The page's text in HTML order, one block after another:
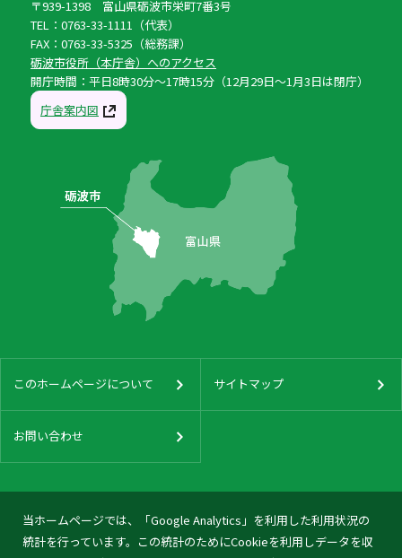
当ホームページでは、「Google Analytics」を利用した利用状況の
統計を行っています。この統計のためにCookieを利用しデータを収
〒939-1398 富山県砺波市栄町7番3号
TEL：0763-33-1111（代表）
FAX：0763-33-5325（総務課）
砺波市役所（本庁舎）へのアクセス
開庁時間：平日8時30分〜17時15分（12月29日〜1月3日は閉庁）
庁舎案内図
このホームページについて サイトマップ
お問い合わせ